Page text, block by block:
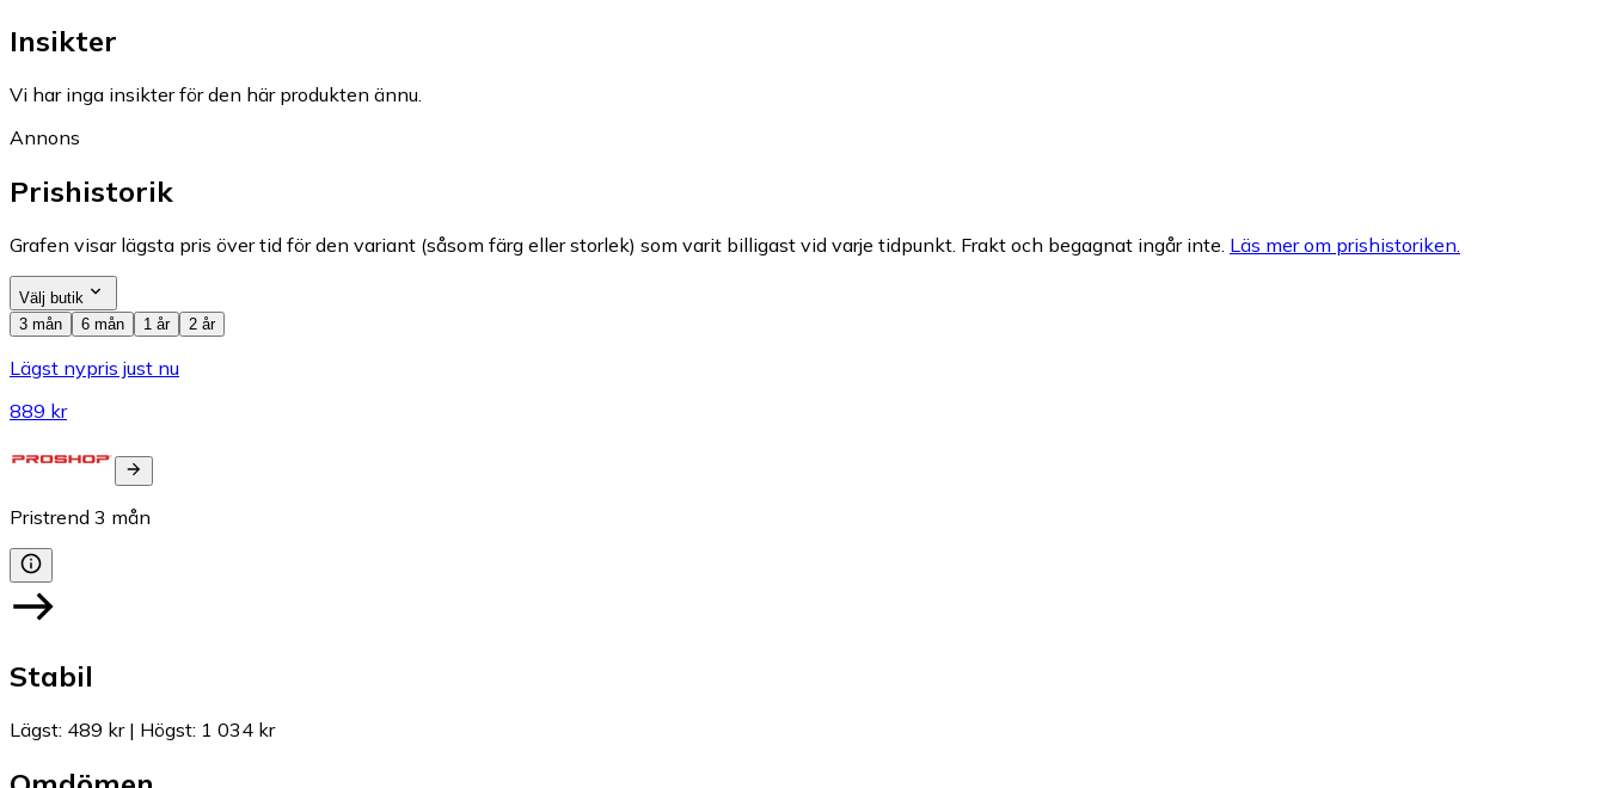
Insikter
Vi har inga insikter för den här produkten ännu.
Annons
Prishistorik
Grafen visar lägsta pris över tid för den variant (såsom färg eller storlek) som varit billigast vid varje tidpunkt. Frakt och begagnat ingår inte. Läs mer om prishistoriken.
Välj butik
3 mån
6 mån 1 år 2 år
Lägst nypris just nu
889 kr
Pristrend 3 mån
Stabil
Lägst: 489 kr| Högst: 1 034 kr